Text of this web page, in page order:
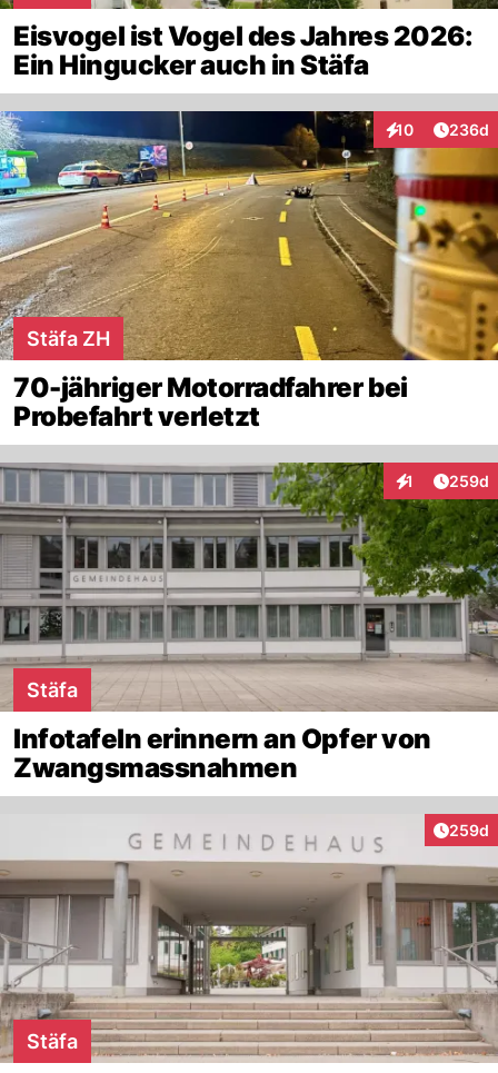
Eisvogel ist Vogel des Jahres 2026:
Ein Hingucker auch in Stäfa
10
Interaktionen
236d
Stäfa ZH
70-jähriger Motorradfahrer bei
Probefahrt verletzt
1
Interaktionen
259d
Stäfa
Infotafeln erinnern an Opfer von
Zwangsmassnahmen
259d
Stäfa